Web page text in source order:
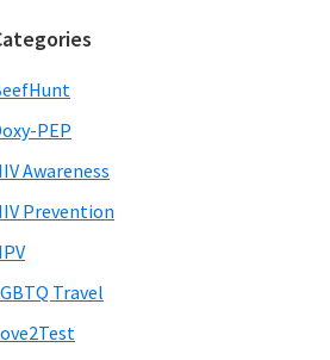
PEP
Awareness
Prevention
Travel